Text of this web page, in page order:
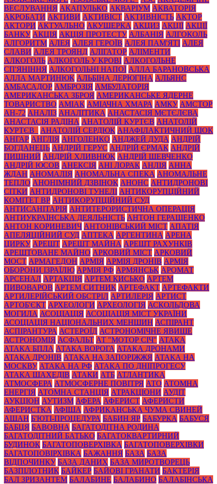
ВЕСЛУВАННЯ АКАПУЛЬКО АКВАРІУМ АКВАТОРІЯ
АКРОБАТИ АКТИВИ АКТИВІСТ АКТИВНІСТЬ АКТОР
АКТОРИ АКТУАЛЬНО АКУШЕРКА АКЦИЗ АКЦІЇ АКЦІЇ
БАНКУ АКЦІЯ АКЦІЯ ПРОТЕСТУ АЛБАНІЯ АЛГОКОЛЬ
АЛГОРИТМ АЛЕЯ АЛЕЯ ГЕРОЇВ АЛЕЯ ПАМ'ЯТІ АЛЕЯ
СЛАВИ АЛЕЯ ТРОЯНД АЛІГАТОР АЛІМЕНТИ
АЛКОГОЛЬ АЛКОГОЛЬ У КРОВІ АЛКОГОЛЬНЕ
СП'ЯНІННЯ АЛКОГОЛЬНІ НАПОЇ АЛЛА БАРАНОВСЬКА
АЛЛА МАРТИНЮК АЛЬБІНА ДЕРЮГІНА АЛЬЯНС
АМБАСАДОР АМБРОЗІЯ АМБУЛАТОРІЯ
АМЕРИКАНСЬКА ЗБРОЯ АМЕРИКАНСЬКЕ ЯДЕРНЕ
ТОВАРИСТВО АМІАК АМІАЧНА ХМАРА АМКУ АМСТОР
АН-72 АНАЛІЗ АНАЛІТИКА АНАСТАСІЯ МЄТЄЛЄВА
АНАСТАСІЯ РАДІНА АНАТОЛІЙ КУРТЄВ АНАТОЛІЙ
КУРТЄВ_
АНАТОЛІЙ СЕРДЮК АНАФІЛАКТИЧНИЙ ШОК
АНГАР АНГЛІЯ АНГОЛЕНКО АНДЖЕЙ ДУДА АНДРІЙ
БОГДАНЕЦЬ АНДРІЙ ГЕРУС АНДРІЙ ЄРМАК АНДРІЙ
ПИШНИЙ АНДРІЙ ХЛИВНЮК АНДРІЙ ШЕВЧЕНКО
АНДРІЙ ЮСОВ АНЕКСІЯ АНІ ЛОРАК АНЛІЯ АННА
ЖДАН АНОМАЛІЯ АНОМАЛЬНА СПЕКА АНОМАЛЬНЕ
ТЕПЛО АНОНІМНИЙ ДЗВІНОК АНОНС АНТИДРОНОВІ
СІТКИ АНТИДРОНОВІ ТУНЕЛІ АНТИКОРУПЦІЙНИЙ
КОМІТЕТ ВР АНТИКОРУПЦІЙНИЙ СУД
АНТИСАНІТАРІЯ АНТИТЕРОРИСТИЧНА ОПЕРАЦІЯ
АНТИУКРАЇНСЬКА ДЕЯЛЬНІСТЬ АНТОН ГЕРАЩЕНКО
АНТОН КОРИНЕВИЧ АНТОНІВСЬКИЙ МІСТ АПАТІЯ
АПЕЛЯЦІЙНИЙ СУД АПТЕКА АРГЕНТИНА АРЕНА
ЦИРКУ АРЕШТ АРЕШТ МАЙНА АРЕШТ РАХУНКІВ
АРЕШТОВАНЕ МАЙНО АРКОВИЙ МІСТ АРКОВИЙ
МОСТ АРМАГЕДОН АРМІЯ АРМІЯ ДРОНІВ АРМІЯ
ОБОРОНИ ІЗРАЇЛЮ АРМІЯ РФ АРМЯНСЬК АРОМАТ
АРСЕНАЛ АРТАКЦІЯ АРТЕМ КИСЬКО АРТЕМ
ПИВОВАРОВ АРТЕМ СИТНИК АРТЕФАКТ АРТЕФАКТИ
АРТИЛЕРІЙСЬКИЙ ОБСТРІЛ АРТИЛЕРІЯ АРТИСТ
АРТОБ'ЄКТ АРХЕОЛОГИ АРХЕОЛОГІЯ АСКОЛЬДОВА
МОГИЛА АСОЦІАЦІЯ АСОЦІАЦІЯ МІСТ УКРАЇНИ
АСОЦІАЦІЯ НАЦІОНАЛЬНИХ МЕНШИН АСПІРАНТ
АСПІРАНТУРА АСТЕРОЇД АСТРОНОМІЧНЕ ЯВИЩЕ
АСТРОНОМІЯ АСФАЛЬТ АТ "МОТОР СІЧ" АТАКА
АТАКА БПЛА АТАКА ВОРОГА АТАКА ДРОНАМИ
АТАКА ДРОНІВ АТАКА НА ЗАПОРІЖЖЯ АТАКА НА
МОСКВУ АТАКА НА РФ АТАКА ПО ДНІПРОГЕСУ
АТАКА ШАХЕДІВ АТАКИ АТБ АТЛАНТИКА
АТМОСФЕРА АТМОСФЕРНЕ ПОВІТРЯ АТО АТОМНА
ЕНЕРГІЯ АТОМНА СТАНЦІЯ АТРАКЦІОНИ АУДІТ
АУКЦІОН АУТИЗМ АФЕРА АФЕРИСТ АФЕРИСТИ
АФЕРИСТКА АФІША АФРИКАНСЬКА ЧУМА СВИНЕЙ
АШАН Б'ЮТІ-ПРОЦЕДУРА БАБИН ЯР БАБУРКА БАБУСЯ
БАБЦЯ БАВОВНА БАГАТОДІТНА РОДИНА
БАГАТОДІТНИЙ БАТЬКО БАГАТОКВАРТИРНИЙ
БУДИНОК БАГАТОПОВЕРХІВКА БАГАТОПОВЕРХІВКИ
БАГАТОПОВІРХІВКА БАЖАННЯ БАЗА БАЗА
ВІДПОЧИНКУ БАЗА ДАНИХ БАЗА МИРОТВОРЕЦЬ
БАЗПІЛОТНИК БАЙКЕР БАЙОВІ ГРАНАТИ БАКТЕРІЯ
БАЛ ЗРИЗАНТЕМ БАЛАБИНЕ БАЛАБИНО БАЛАБІНСЬКА